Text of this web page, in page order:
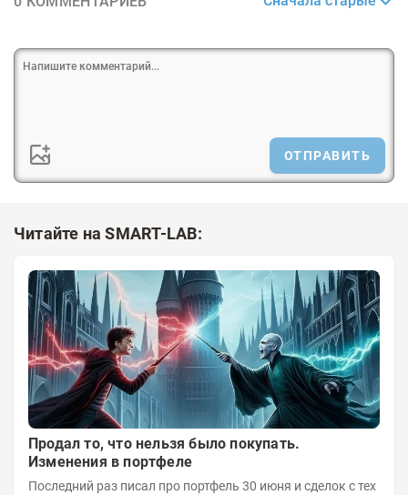
ОТПРАВИТЬ
Читайте на SMART-LAB:
Продал то, что нельзя было покупать.
Изменения в портфеле
Последний раз писал про портфель 30 июня и сделок с тех